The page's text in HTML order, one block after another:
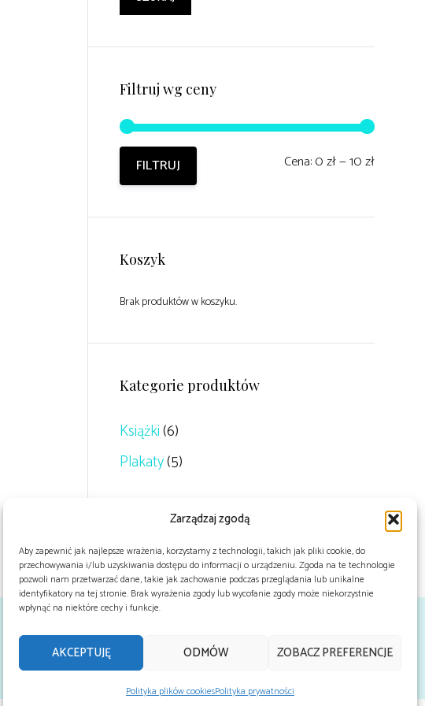
Zarządzaj zgodą
Aby zapewnić jak najlepsze wrażenia, korzystamy z technologii, takich jak pliki cookie, do
przechowywania i/lub uzyskiwania dostępu do informacji o urządzeniu. Zgoda na te technologie
pozwoli nam przetwarzać dane, takie jak zachowanie podczas przeglądania lub unikalne
identyfikatory na tej stronie. Brak wyrażenia zgody lub wycofanie zgody może niekorzystnie
wpłynąć na niektóre cechy i funkcje.
AKCEPTUJĘ ODMÓW ZOBACZ PREFERENCJE
Polityka plików cookiesPolityka prywatności
Filtruj wg ceny
Cena
Cena
FILTRUJ Cena:0 zł—10 zł
Koszyk
Brak produktów w koszyku.
Kategorie produktów
Książki(6)
Plakaty(5)
POLITYKA PRYWATNO